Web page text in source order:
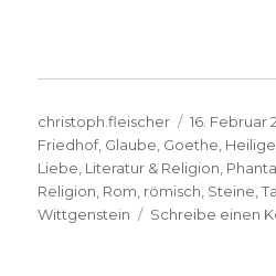
Autor
christoph.fleischer
am
16. Februar
Friedhof, Glaube, Goethe,
Liebe, Literatur & Religion,
Religion, Rom, römisch, Steine,
Wittgenstein
Schreibe einen